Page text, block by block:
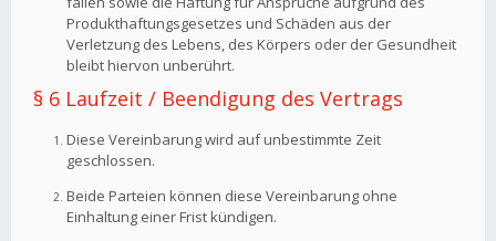
Produkthaftungsgesetzes und Schäden aus der
Verletzung des Lebens, des Körpers oder der Gesundheit
bleibt hiervon unberührt.
§ 6 Laufzeit / Beendigung des Vertrags
Diese Vereinbarung wird auf unbestimmte Zeit
geschlossen.
Beide Parteien können diese Vereinbarung ohne
Einhaltung einer Frist kündigen.